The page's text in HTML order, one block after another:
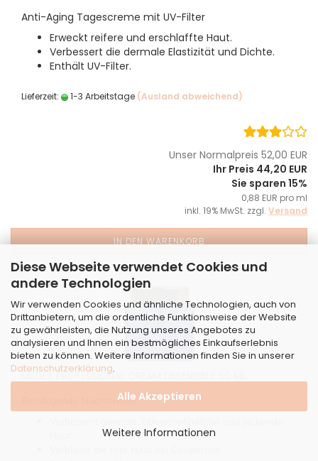
Diese Webseite verwendet Cookies und
andere Technologien
Wir verwenden Cookies und ähnliche Technologien, auch von
Drittanbietern, um die ordentliche Funktionsweise der Website
zu gewährleisten, die Nutzung unseres Angebotes zu
analysieren und Ihnen ein bestmögliches Einkaufserlebnis
bieten zu können. Weitere Informationen finden Sie in unserer
Datenschutzerklärung.
Alle Akzeptieren
Weitere Informationen
Anti-Aging Tagescreme mit UV-Filter
Erweckt reifere und erschlaffte Haut.
Verbessert die dermale Elastizität und Dichte.
Enthält UV-Filter.
Lieferzeit: 1-3 Arbeitstage (Ausland abweichend)
Unser Normalpreis 52,00 EUR
Ihr Preis 44,20 EUR
Sie sparen 15%
0,88 EUR pro ml
inkl. 19% MwSt. zzgl. Versand
IN DEN WARENKORB
MEDEX PROFESSIONAL CREAM DESENSIBLE 50 ML.
Beruhigende Nachtcreme